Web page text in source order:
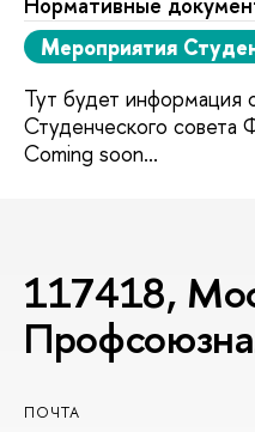
Мероприятия
Тут будет информация
Студенческого совета
Coming soon...
117418,
ПОЧТА